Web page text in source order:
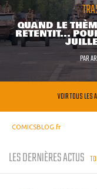
QUAND LE
RETENTIT...
PAR
VOIR TOUS LES
COMICSBLOG.fr
LES DERNIÈRES ACTUS